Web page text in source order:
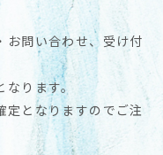
お問い合わせ、受け付
なります。
定となりますのでご注